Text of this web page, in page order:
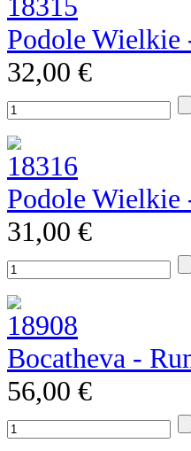
Podole Wielkie
32,00 €
Podole Wielkie
31,00 €
Bocatheva -
56,00 €